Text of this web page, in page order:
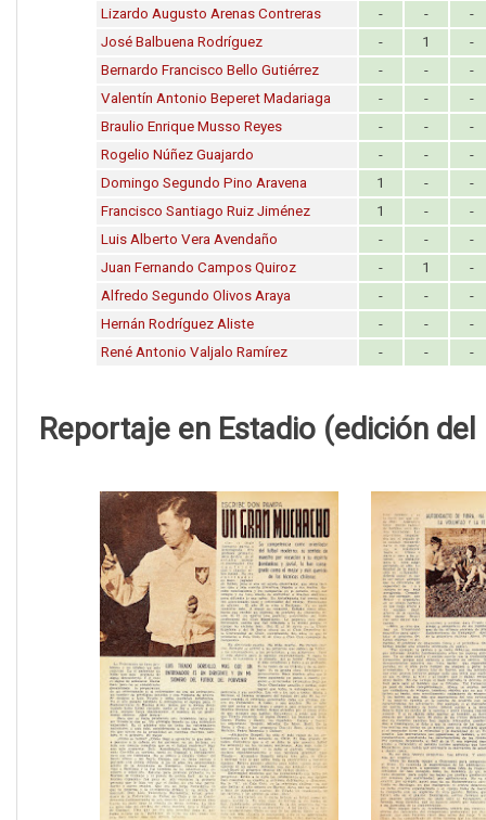
Lizardo Augusto Arenas Contreras
- -
-
José Balbuena Rodríguez
- 1
-
Bernardo Francisco Bello Gutiérrez
- -
-
Valentín Antonio Beperet Madariaga
- -
-
Braulio Enrique Musso Reyes
- -
-
Rogelio Núñez Guajardo
- -
-
Domingo Segundo Pino Aravena
1 -
-
Francisco Santiago Ruiz Jiménez
1 -
-
Luis Alberto Vera Avendaño
- -
-
Juan Fernando Campos Quiroz
- 1
-
Alfredo Segundo Olivos Araya
- -
-
Hernán Rodríguez Aliste
- -
-
René Antonio Valjalo Ramírez
- - -
Reportaje en Estadio (edición